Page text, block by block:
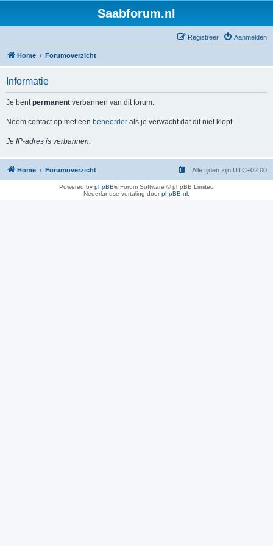
Saabforum.nl
Aanmelden
Registreer
Home Forumoverzicht
Informatie
Je bentpermanent verbannen van dit forum.
Neem contact op met een beheerder als je verwacht dat dit niet klopt.
Je IP-adres is verbannen.
Home Forumoverzicht Alle tijden zijn UTC+02:00
Powered by phpBB® Forum Software © phpBB Limited
Nederlandse vertaling doorphpBB.nl